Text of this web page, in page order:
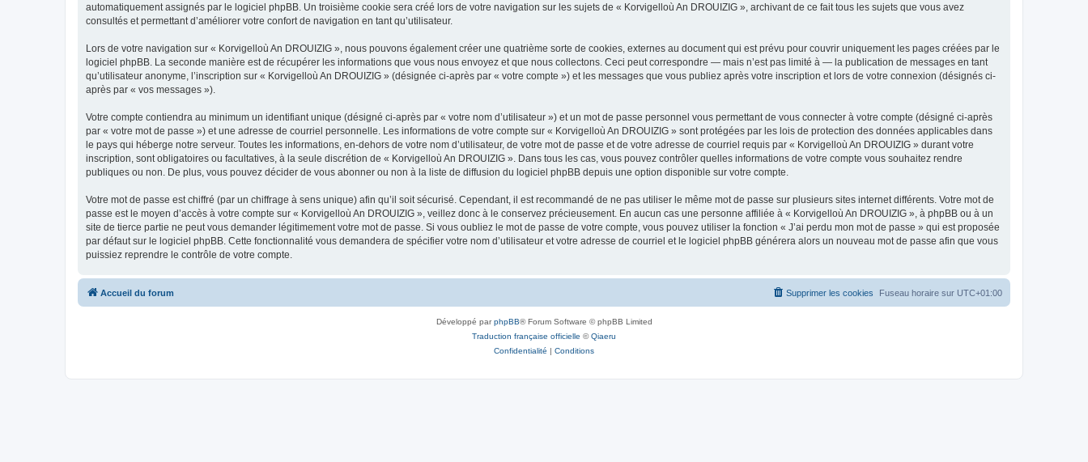
automatiquement assignés par le logiciel phpBB. Un troisième cookie sera créé lors de votre navigation sur les sujets de « Korvigelloù An DROUIZIG », archivant de ce fait tous les sujets que vous avez
consultés et permettant d’améliorer votre confort de navigation en tant qu’utilisateur.
Lors de votre navigation sur « Korvigelloù An DROUIZIG », nous pouvons également créer une quatrième sorte de cookies, externes au document qui est prévu pour couvrir uniquement les pages créées par le
logiciel phpBB. La seconde manière est de récupérer les informations que vous nous envoyez et que nous collectons. Ceci peut correspondre — mais n’est pas limité à — la publication de messages en tant
qu’utilisateur anonyme, l’inscription sur « Korvigelloù An DROUIZIG » (désignée ci-après par « votre compte ») et les messages que vous publiez après votre inscription et lors de votre connexion (désignés ci-
après par « vos messages »).
Votre compte contiendra au minimum un identifiant unique (désigné ci-après par « votre nom d’utilisateur ») et un mot de passe personnel vous permettant de vous connecter à votre compte (désigné ci-après
par « votre mot de passe ») et une adresse de courriel personnelle. Les informations de votre compte sur « Korvigelloù An DROUIZIG » sont protégées par les lois de protection des données applicables dans
le pays qui héberge notre serveur. Toutes les informations, en-dehors de votre nom d’utilisateur, de votre mot de passe et de votre adresse de courriel requis par « Korvigelloù An DROUIZIG » durant votre
inscription, sont obligatoires ou facultatives, à la seule discrétion de « Korvigelloù An DROUIZIG ». Dans tous les cas, vous pouvez contrôler quelles informations de votre compte vous souhaitez rendre
publiques ou non. De plus, vous pouvez décider de vous abonner ou non à la liste de diffusion du logiciel phpBB depuis une option disponible sur votre compte.
Votre mot de passe est chiffré (par un chiffrage à sens unique) afin qu’il soit sécurisé. Cependant, il est recommandé de ne pas utiliser le même mot de passe sur plusieurs sites internet différents. Votre mot de
passe est le moyen d’accès à votre compte sur « Korvigelloù An DROUIZIG », veillez donc à le conservez précieusement. En aucun cas une personne affiliée à « Korvigelloù An DROUIZIG », à phpBB ou à un
site de tierce partie ne peut vous demander légitimement votre mot de passe. Si vous oubliez le mot de passe de votre compte, vous pouvez utiliser la fonction « J’ai perdu mon mot de passe » qui est proposée
par défaut sur le logiciel phpBB. Cette fonctionnalité vous demandera de spécifier votre nom d’utilisateur et votre adresse de courriel et le logiciel phpBB générera alors un nouveau mot de passe afin que vous
puissiez reprendre le contrôle de votre compte.
Accueil du forum Fuseau horaire sur UTC+01:00
Supprimer les cookies
Développé parphpBB® Forum Software © phpBB Limited
Traduction française officielle ©Qiaeru
Confidentialité | Conditions